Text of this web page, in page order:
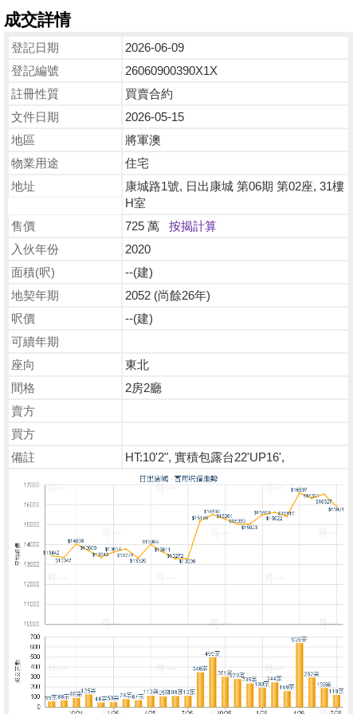
成交詳情
登記日期
2026-06-09
登記編號
26060900390X1X
註冊性質
買賣合約
文件日期
2026-05-15
地區
將軍澳
物業用途
住宅
地址
康城路1號, 日出康城 第06期 第02座, 31樓
H室
售價
725 萬 按揭計算
入伙年份
2020
面積(呎)
--(建)
地契年期
2052 (尚餘26年)
呎價
--(建)
可續年期
座向
東北
間格
2房2廳
賣方
買方
備註
HT:10'2", 實積包露台22'UP16',